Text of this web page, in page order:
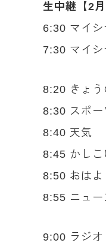
生中継【2
6:30 マイシ
7:30 マイシ
8:20 きょう
8:30 スポー
8:40 天気
8:45 かしこ
8:50 おはよ
8:55 ニュー
9:00 ラジ